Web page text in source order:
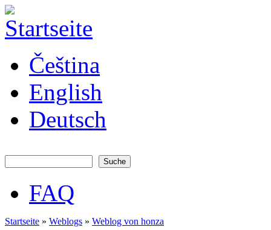
Direkt zum Inhalt
systems -
elektronika
pro RC
modely
Čeština
English
Deutsch
Hauptmenü
FAQ
Startseite » Weblogs » Weblog von honza